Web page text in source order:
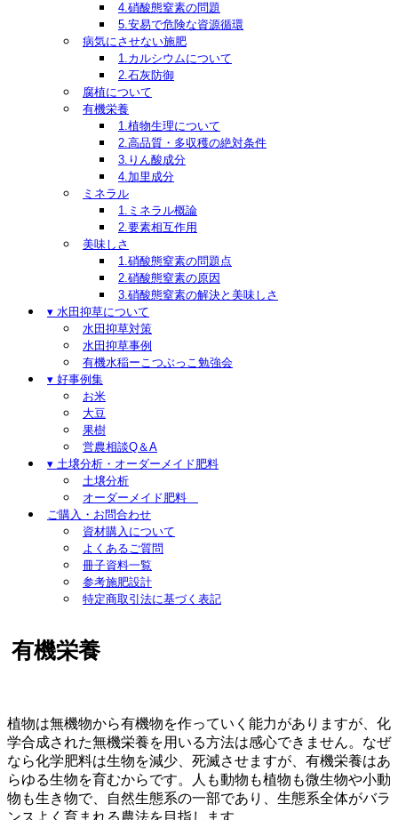
4.硝酸態窒素の問題
5.安易で危険な資源循環
病気にさせない施肥
1.カルシウムについて
2.石灰防御
腐植について
有機栄養
1.植物生理について
2.高品質・多収穫の絶対条件
3.りん酸成分
4.加里成分
ミネラル
1.ミネラル概論
2.要素相互作用
美味しさ
1.硝酸態窒素の問題点
2.硝酸態窒素の原因
3.硝酸態窒素の解決と美味しさ
▾ 水田抑草について
水田抑草対策
水田抑草事例
有機水稲ーこつぶっこ勉強会
▾ 好事例集
お米
大豆
果樹
営農相談Q＆A
▾ 土壌分析・オーダーメイド肥料
土壌分析
オーダーメイド肥料
ご購入・お問合わせ
資材購入について
よくあるご質問
冊子資料一覧
参考施肥設計
特定商取引法に基づく表記
有機栄養
植物は無機物から有機物を作っていく能力がありますが、化
学合成された無機栄養を用いる方法は感心できません。なぜ
なら化学肥料は生物を減少、死滅させますが、有機栄養はあ
らゆる生物を育むからです。人も動物も植物も微生物や小動
物も生き物で、自然生態系の一部であり、生態系全体がバラ
ンスよく育まれる農法を目指します。